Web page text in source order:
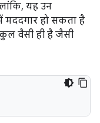
यह उन
हो सकता है
वैसी ही है जैसी